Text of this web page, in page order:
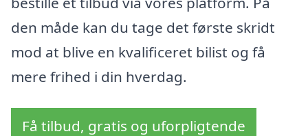
den måde kan du tage det første skridt
mod at blive en kvalificeret bilist og få
mere frihed i din hverdag.
Få tilbud, gratis og uforpligtende